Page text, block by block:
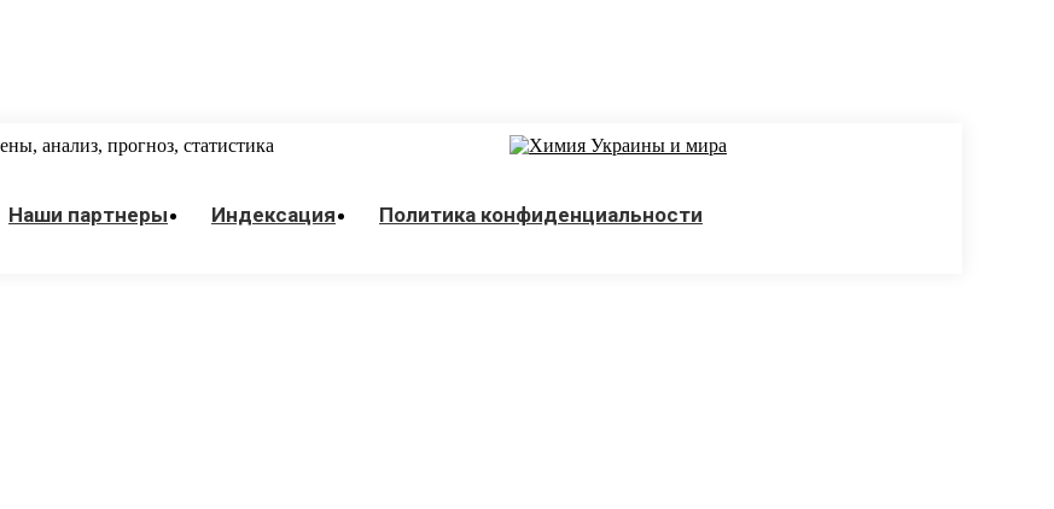
анализ, прогноз, статистика
Наши партнеры Индексация Политика конфиденциальности